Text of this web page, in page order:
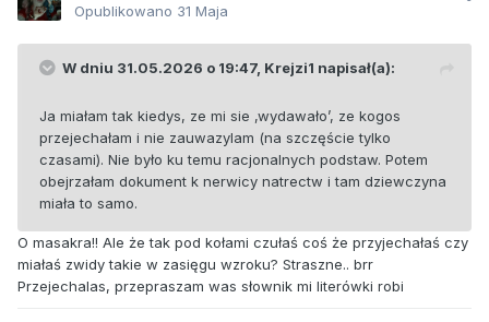
Opublikowano 31 Maja
W dniu 31.05.2026 o 19:47, Krejzi1 napisał(a):
Ja miałam tak kiedys, ze mi sie ‚wydawało’, ze kogos
przejechałam i nie zauwazylam (na szczęście tylko
czasami). Nie było ku temu racjonalnych podstaw. Potem
obejrzałam dokument k nerwicy natrectw i tam dziewczyna
miała to samo.
O masakra!! Ale że tak pod kołami czułaś coś że przyjechałaś czy
miałaś zwidy takie w zasięgu wzroku? Straszne.. brr
Przejechalas, przepraszam was słownik mi literówki robi